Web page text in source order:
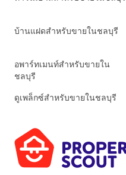
บ้านแฝดสำหรับขายในชลบุรี
อพาร์ทเมนท์สำหรับขายใน
ชลบุรี
ดูเพล็กซ์สำหรับขายในชลบุรี